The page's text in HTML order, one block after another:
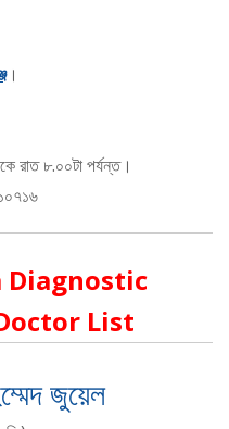
।
রাত ৮.০০টা পর্যন্ত।
Diagnostic
List
জুয়েল